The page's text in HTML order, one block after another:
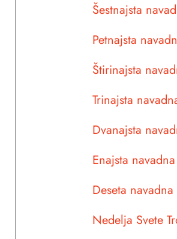
Šestnajsta
Petnajsta
Štirinajsta
Trinajsta
Dvanajsta
Enajsta
Deseta
Nedelja Svete